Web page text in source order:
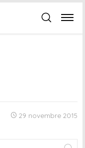
29 novembre 2015